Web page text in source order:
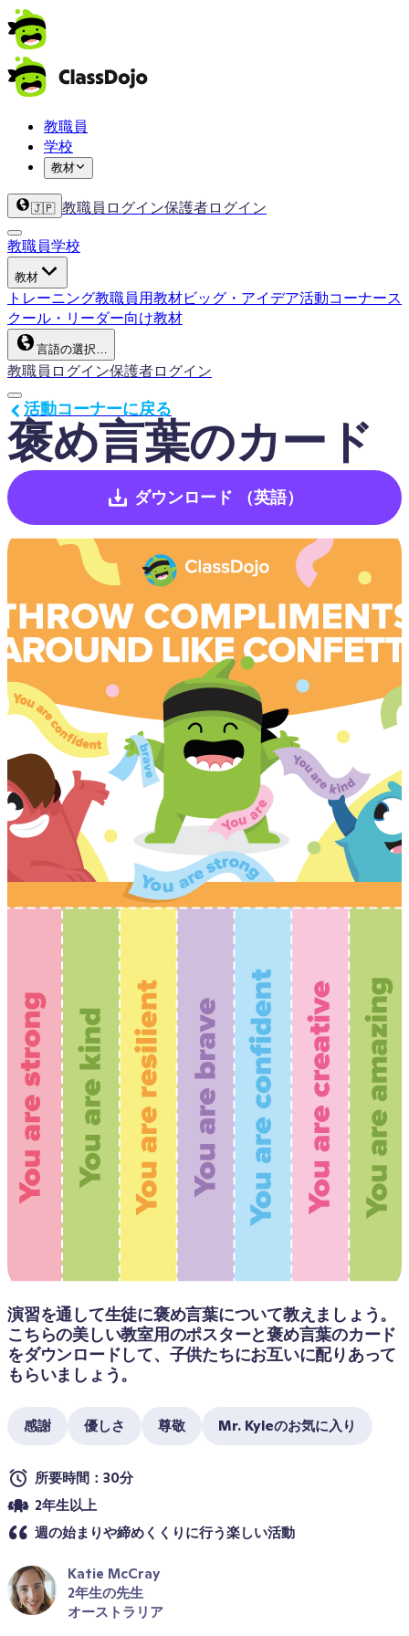
教職員
学校
教材
🇯🇵 教職員ログイン保護者ログイン
教職員学校
教材
トレーニング教職員用教材ビッグ・アイデア活動コーナース
クール・リーダー向け教材
言語の選択…
教職員ログイン保護者ログイン
褒め言葉のカード
活動コーナーに戻る
ダウンロード （英語）
演習を通して生徒に褒め言葉について教えましょう。
こちらの美しい教室用のポスターと褒め言葉のカード
をダウンロードして、子供たちにお互いに配りあって
もらいましょう。
感謝 優しさ 尊敬 Mr. Kyleのお気に入り
所要時間：30分
2年生以上
週の始まりや締めくくりに行う楽しい活動
Katie McCray
2年生の先生
オーストラリア